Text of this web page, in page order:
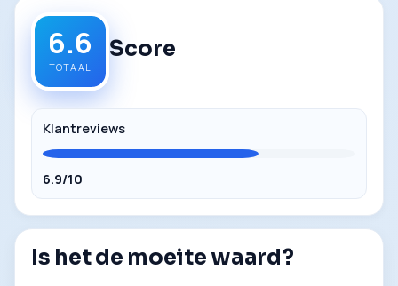
6.6
TOTAAL
Score
Klantreviews
6.9/10
Is het de moeite waard?